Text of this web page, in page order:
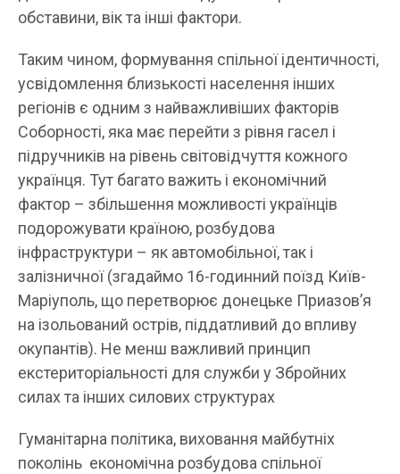
обставини, вік та інші фактори.
Таким чином, формування спільної ідентичності,
усвідомлення близькості населення інших
регіонів є одним з найважливіших факторів
Соборності, яка має перейти з рівня гасел і
підручників на рівень світовідчуття кожного
українця. Тут багато важить і економічний
фактор – збільшення можливості українців
подорожувати країною, розбудова
інфраструктури – як автомобільної, так і
залізничної (згадаймо 16-годинний поїзд Київ-
Маріуполь, що перетворює донецьке Приазов’я
на ізольований острів, піддатливий до впливу
окупантів). Не менш важливий принцип
екстериторіальності для служби у Збройних
силах та інших силових структурах
Гуманітарна політика, виховання майбутніх
поколінь економічна розбудова спільної